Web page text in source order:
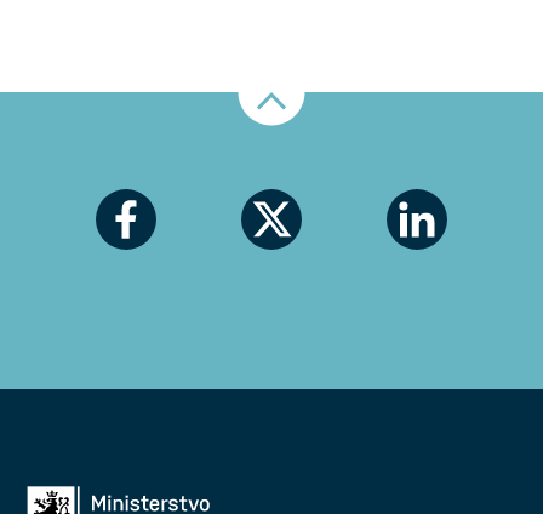
Politika ochrany důvěrných údajů,
Ministerstvo
dopravy ČR - Ministerstvo
státy EU